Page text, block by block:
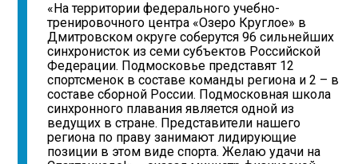
«На территории федерального учебно-
тренировочного центра «Озеро Круглое» в
Дмитровском округе соберутся 96 сильнейших
синхронисток из семи субъектов Российской
Федерации. Подмосковье представят 12
спортсменок в составе команды региона и 2 – в
составе сборной России. Подмосковная школа
синхронного плавания является одной из
ведущих в стране. Представители нашего
региона по праву занимают лидирующие
позиции в этом виде спорта. Желаю удачи на